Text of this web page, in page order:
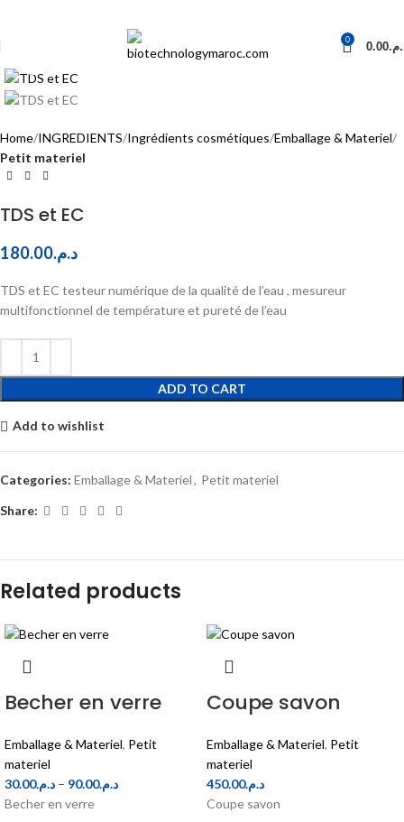
0 0.00
Click to enlarge
Home INGREDIENTS Ingrédients cosmétiques Emballage & Materiel
Petit materiel
TDS et EC
د.م.180.00
TDS et EC testeur numérique de la qualité de l’eau , mesureur
multifonctionnel de température et pureté de l’eau
ADD TO CART
Add to wishlist
Categories: Emballage & Materiel, Petit materiel
Share:
Related products
Becher en verre
Emballage & Materiel, Petit
materiel
د.م.30.00 – د.م.90.00
Becher en verre
Coupe savon
Emballage & Materiel, Petit
materiel
د.م.450.00
Coupe savon